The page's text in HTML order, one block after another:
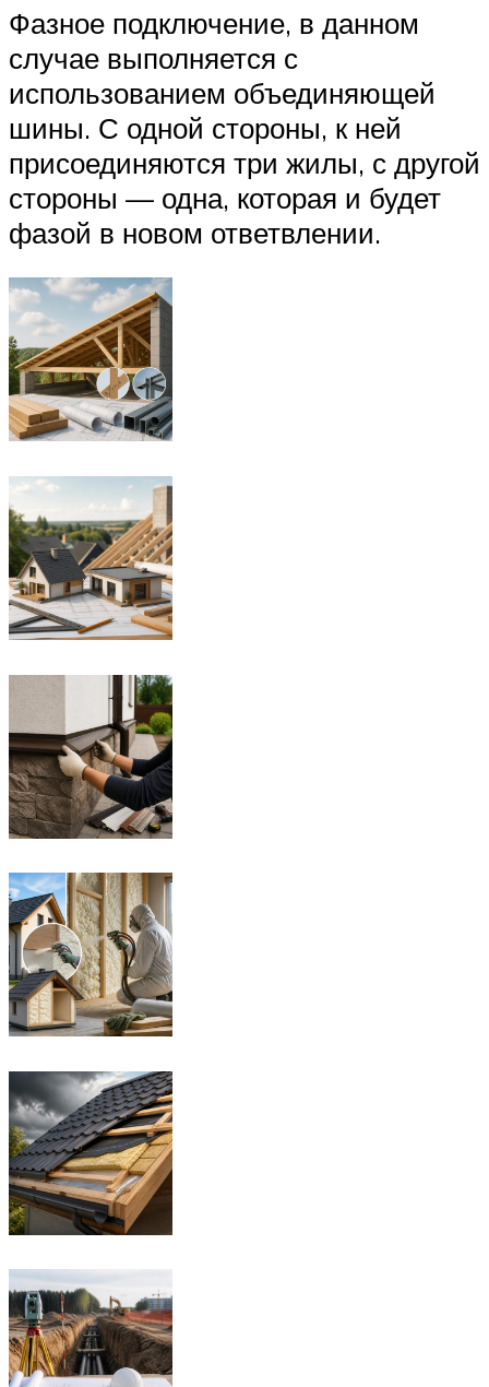
Фазное подключение, в данном
случае выполняется с
использованием объединяющей
шины. С одной стороны, к ней
присоединяются три жилы, с другой
стороны — одна, которая и будет
фазой в новом ответвлении.